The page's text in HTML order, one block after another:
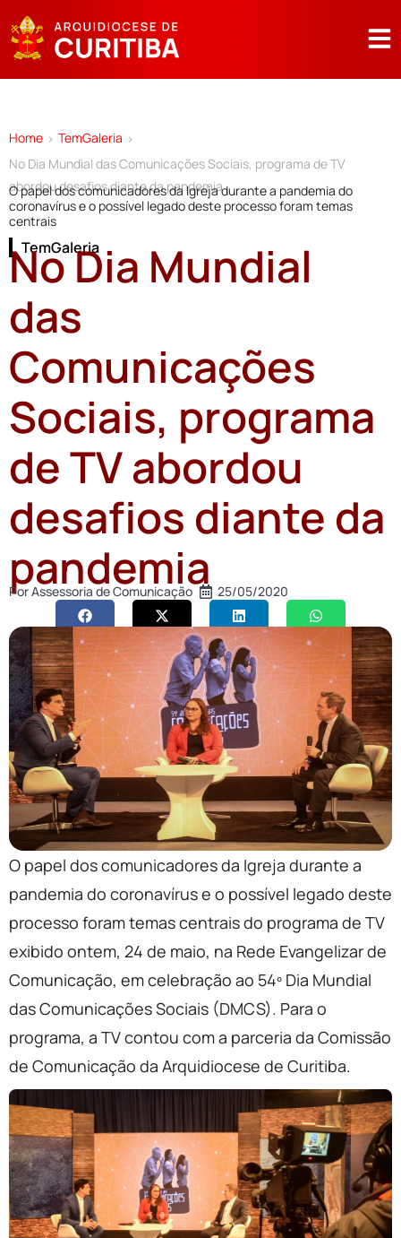
Home > TemGaleria >
No Dia Mundial das Comunicações Sociais, programa de TV
abordou desafios diante da pandemia
O papel dos comunicadores da Igreja durante a pandemia do
coronavírus e o possível legado deste processo foram temas
centrais
TemGaleria
No Dia Mundial
das
Comunicações
Sociais, programa
de TV abordou
desafios diante da
pandemia
PorAssessoria de Comunicação 25/05/2020
O papel dos comunicadores da Igreja durante a
pandemia do coronavírus e o possível legado deste
processo foram temas centrais do programa de TV
exibido ontem, 24 de maio, na Rede Evangelizar de
Comunicação, em celebração ao 54º Dia Mundial
das Comunicações Sociais (DMCS). Para o
programa, a TV contou com a parceria da Comissão
de Comunicação da Arquidiocese de Curitiba.